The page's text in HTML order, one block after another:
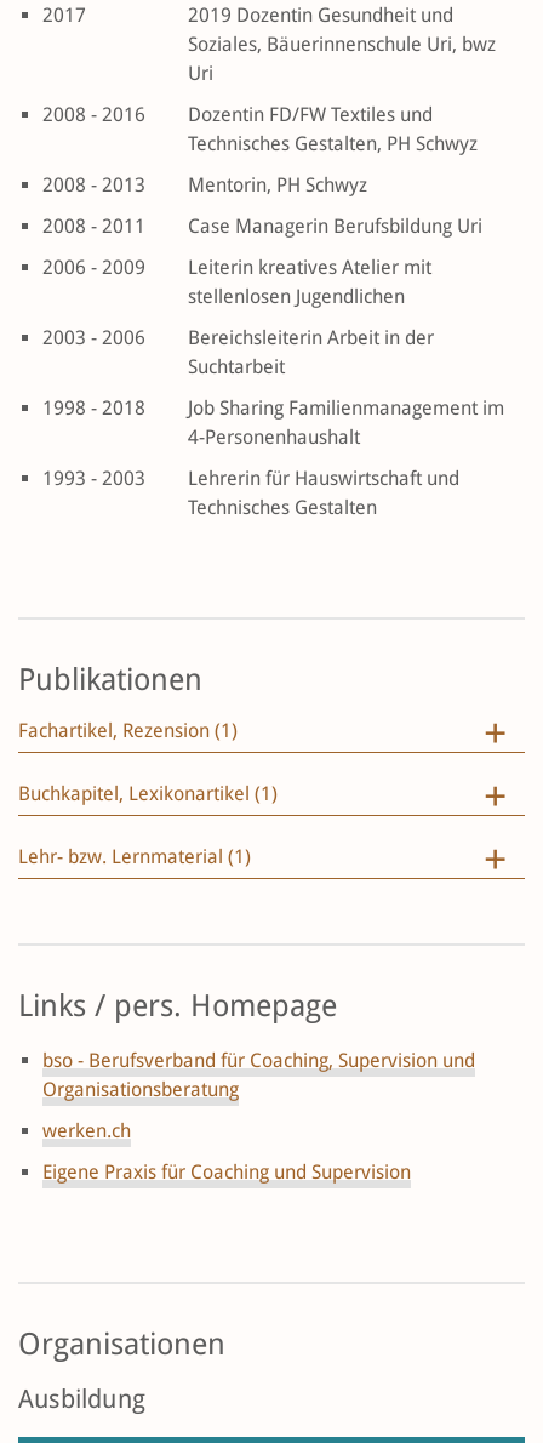
2017
2019 Dozentin Gesundheit und
Soziales, Bäuerinnenschule Uri, bwz
Uri
2008 - 2016
Dozentin FD/FW Textiles und
Technisches Gestalten, PH Schwyz
2008 - 2013
Mentorin, PH Schwyz
2008 - 2011
Case Managerin Berufsbildung Uri
2006 - 2009
Leiterin kreatives Atelier mit
stellenlosen Jugendlichen
2003 - 2006
Bereichsleiterin Arbeit in der
Suchtarbeit
1998 - 2018
Job Sharing Familienmanagement im
4-Personenhaushalt
1993 - 2003
Lehrerin für Hauswirtschaft und
Technisches Gestalten
Publikationen
Fachartikel, Rezension (1)
Buchkapitel, Lexikonartikel (1)
Lehr- bzw. Lernmaterial (1)
Links / pers. Homepage
bso - Berufsverband für Coaching, Supervision und
Organisationsberatung
werken.ch
Eigene Praxis für Coaching und Supervision
Organisationen
Ausbildung